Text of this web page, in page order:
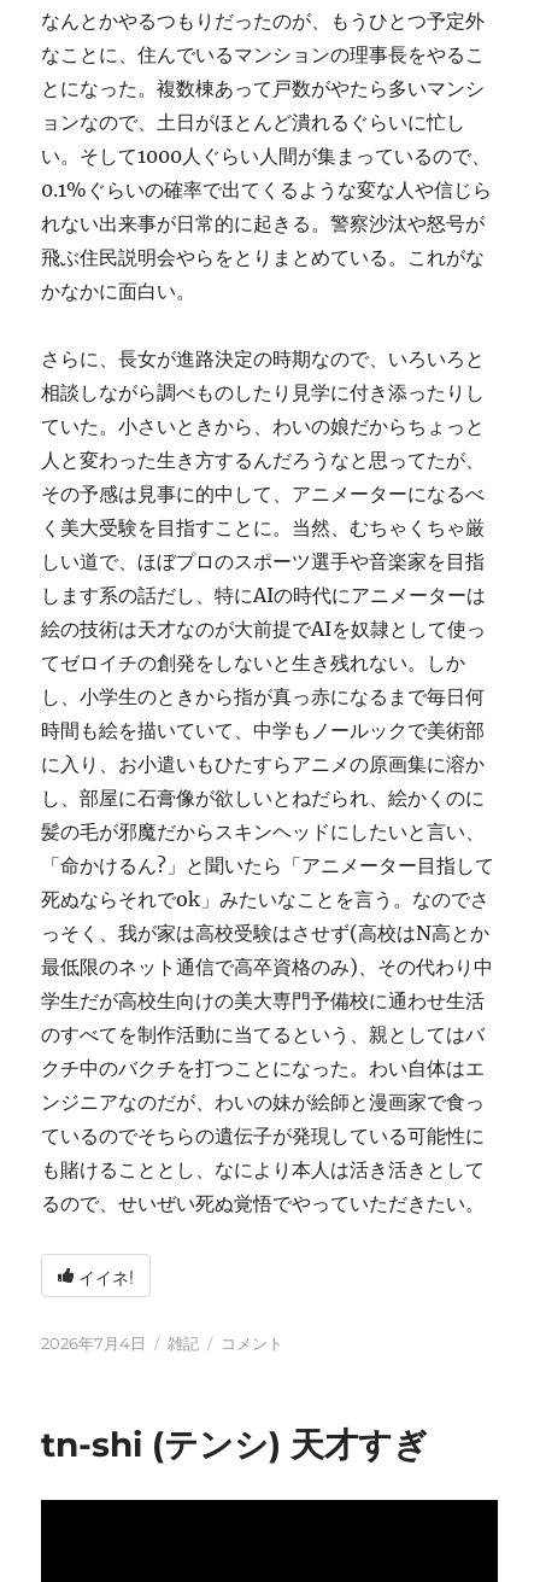
なんとかやるつもりだったのが、もうひとつ予定外
なことに、住んでいるマンションの理事長をやるこ
とになった。複数棟あって戸数がやたら多いマンシ
ョンなので、土日がほとんど潰れるぐらいに忙し
い。そして1000人ぐらい人間が集まっているので、
0.1%ぐらいの確率で出てくるような変な人や信じら
れない出来事が日常的に起きる。警察沙汰や怒号が
飛ぶ住民説明会やらをとりまとめている。これがな
かなかに面白い。
さらに、長女が進路決定の時期なので、いろいろと
相談しながら調べものしたり見学に付き添ったりし
ていた。小さいときから、わいの娘だからちょっと
人と変わった生き方するんだろうなと思ってたが、
その予感は見事に的中して、アニメーターになるべ
く美大受験を目指すことに。当然、むちゃくちゃ厳
しい道で、ほぼプロのスポーツ選手や音楽家を目指
します系の話だし、特にAIの時代にアニメーターは
絵の技術は天才なのが大前提でAIを奴隷として使っ
てゼロイチの創発をしないと生き残れない。しか
し、小学生のときから指が真っ赤になるまで毎日何
時間も絵を描いていて、中学もノールックで美術部
に入り、お小遣いもひたすらアニメの原画集に溶か
し、部屋に石膏像が欲しいとねだられ、絵かくのに
髪の毛が邪魔だからスキンヘッドにしたいと言い、
「命かけるん?」と聞いたら「アニメーター目指して
死ぬならそれでok」みたいなことを言う。なのでさ
っそく、我が家は高校受験はさせず(高校はN高とか
最低限のネット通信で高卒資格のみ)、その代わり中
学生だが高校生向けの美大専門予備校に通わせ生活
のすべてを制作活動に当てるという、親としてはバ
クチ中のバクチを打つことになった。わい自体はエ
ンジニアなのだが、わいの妹が絵師と漫画家で食っ
ているのでそちらの遺伝子が発現している可能性に
も賭けることとし、なにより本人は活き活きとして
るので、せいぜい死ぬ覚悟でやっていただきたい。
イイネ!
投
2026年7月4日
カ
ー
雑記
い
と
コメント
tn-shi (テンシ) 天才すぎ